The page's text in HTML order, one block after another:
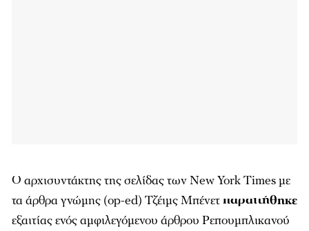
Ο αρχισυντάκτης της σελίδας τωνNew York Timesμε
τα άρθρα γνώμης (op-ed) Τζέιμς Μπένετπαραιτήθηκε
εξαιτίας ενός αμφιλεγόμενου άρθρου Ρεπουμπλικανού